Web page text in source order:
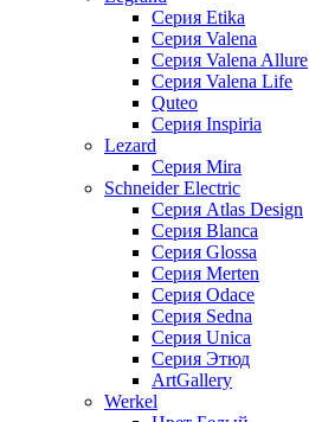
Серия Etika
Серия Valena
Серия Valena Allure
Серия Valena Life
Quteo
Серия Inspiria
Lezard
Серия Mira
Schneider Electric
Серия Atlas Design
Серия Blanca
Серия Glossa
Серия Merten
Серия Odace
Серия Sedna
Серия Unica
Серия Этюд
ArtGallery
Werkel